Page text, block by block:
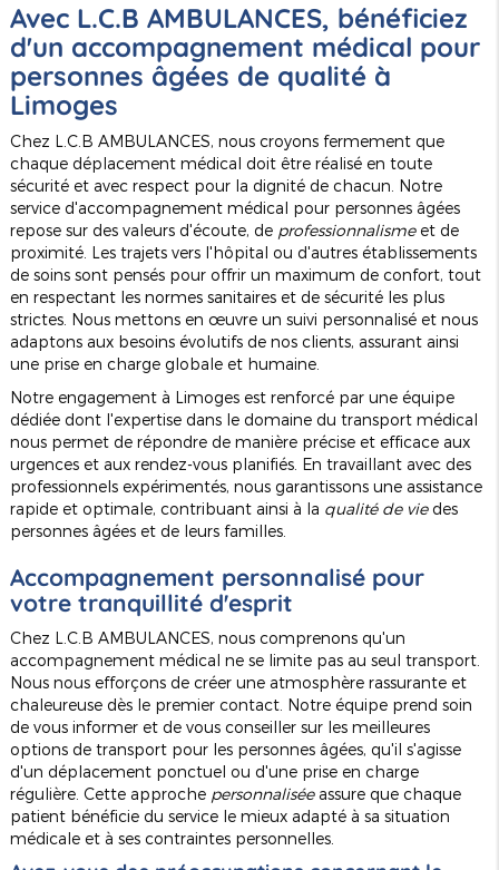
Avec L.C.B AMBULANCES, bénéficiez
d'un accompagnement médical pour
personnes âgées de qualité à
Limoges
Chez L.C.B AMBULANCES, nous croyons fermement que
chaque déplacement médical doit être réalisé en toute
sécurité et avec respect pour la dignité de chacun. Notre
service d'accompagnement médical pour personnes âgées
repose sur des valeurs d'écoute, de professionnalismeet de
proximité. Les trajets vers l'hôpital ou d'autres établissements
de soins sont pensés pour offrir un maximum de confort, tout
en respectant les normes sanitaires et de sécurité les plus
strictes. Nous mettons en œuvre un suivi personnalisé et nous
adaptons aux besoins évolutifs de nos clients, assurant ainsi
une prise en charge globale et humaine.
Notre engagement à Limoges est renforcé par une équipe
dédiée dont l'expertise dans le domaine du transport médical
nous permet de répondre de manière précise et efficace aux
urgences et aux rendez-vous planifiés. En travaillant avec des
professionnels expérimentés, nous garantissons une assistance
rapide et optimale, contribuant ainsi à la qualité de viedes
personnes âgées et de leurs familles.
Accompagnement personnalisé pour
votre tranquillité d'esprit
Chez L.C.B AMBULANCES, nous comprenons qu'un
accompagnement médical ne se limite pas au seul transport.
Nous nous efforçons de créer une atmosphère rassurante et
chaleureuse dès le premier contact. Notre équipe prend soin
de vous informer et de vous conseiller sur les meilleures
options de transport pour les personnes âgées, qu'il s'agisse
d'un déplacement ponctuel ou d'une prise en charge
régulière. Cette approche personnaliséeassure que chaque
patient bénéficie du service le mieux adapté à sa situation
médicale et à ses contraintes personnelles.